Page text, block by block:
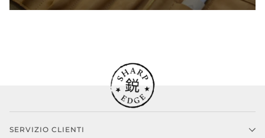
SERVIZIO CLIENTI